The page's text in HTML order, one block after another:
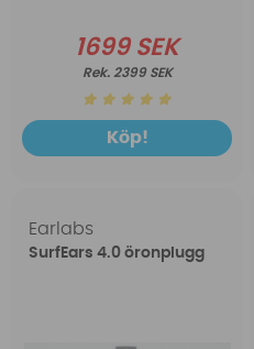
1699 SEK
2399 SEK
Köp!
Earlabs
SurfEars 4.0 öronplugg